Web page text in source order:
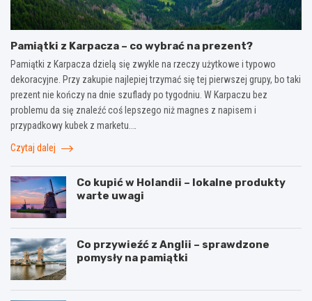
Pamiątki z Karpacza – co wybrać na prezent?
Pamiątki z Karpacza dzielą się zwykle na rzeczy użytkowe i typowo
dekoracyjne. Przy zakupie najlepiej trzymać się tej pierwszej grupy, bo taki
prezent nie kończy na dnie szuflady po tygodniu. W Karpaczu bez
problemu da się znaleźć coś lepszego niż magnes z napisem i
przypadkowy kubek z marketu.…
Czytaj dalej
Co kupić w Holandii – lokalne produkty
warte uwagi
Co przywieźć z Anglii – sprawdzone
pomysły na pamiątki